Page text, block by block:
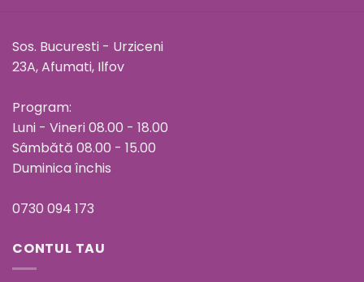
Sos. Bucuresti - Urziceni
23A, Afumati, Ilfov
Program:
Luni - Vineri 08.00 - 18.00
Sâmbătă 08.00 - 15.00
Duminica închis
0730 094 173
CONTUL TAU